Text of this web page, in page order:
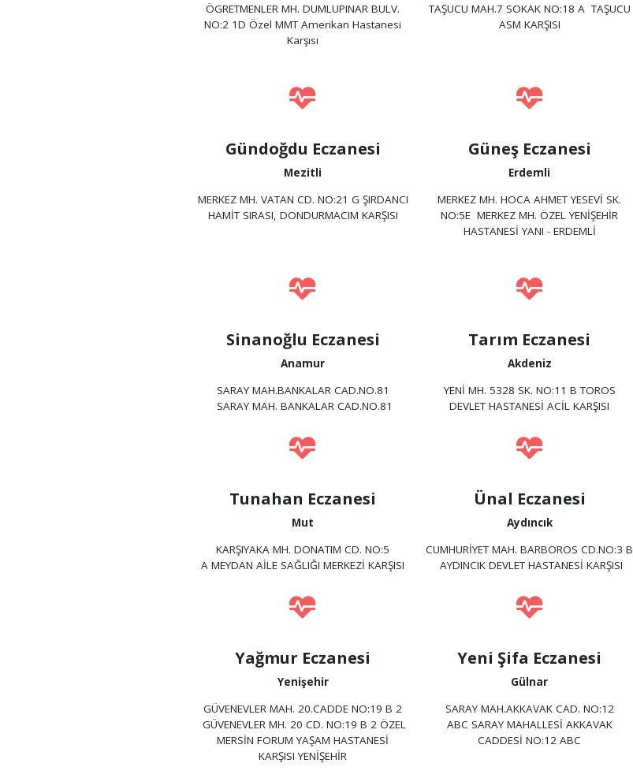
ÖGRETMENLER MH. DUMLUPINAR BULV.
NO:2 1D Özel MMT Amerikan Hastanesi
Karşısı
TAŞUCU MAH.7 SOKAK NO:18 A TAŞUCU
ASM KARŞISI
Gündoğdu Eczanesi
Mezitli
MERKEZ MH. VATAN CD. NO:21 G ŞIRDANCI
HAMİT SIRASI, DONDURMACIM KARŞISI
Güneş Eczanesi
Erdemli
MERKEZ MH. HOCA AHMET YESEVİ SK.
NO:5E MERKEZ MH. ÖZEL YENİŞEHİR
HASTANESİ YANI - ERDEMLİ
Sinanoğlu Eczanesi
Anamur
SARAY MAH.BANKALAR CAD.NO.81
SARAY MAH. BANKALAR CAD.NO.81
Tarım Eczanesi
Akdeniz
YENİ MH. 5328 SK. NO:11 B TOROS
DEVLET HASTANESİ ACİL KARŞISI
Tunahan Eczanesi
Mut
KARŞIYAKA MH. DONATIM CD. NO:5
A MEYDAN AİLE SAĞLIĞI MERKEZİ KARŞISI
Ünal Eczanesi
Aydıncık
CUMHURİYET MAH. BARBOROS CD.NO:3 B
AYDINCIK DEVLET HASTANESİ KARŞISI
Yağmur Eczanesi
Yenişehir
GÜVENEVLER MAH. 20.CADDE NO:19 B 2
GÜVENEVLER MH. 20 CD. NO:19 B 2 ÖZEL
MERSİN FORUM YAŞAM HASTANESİ
KARŞISI YENİŞEHİR
Yeni Şifa Eczanesi
Gülnar
SARAY MAH.AKKAVAK CAD. NO:12
ABC SARAY MAHALLESİ AKKAVAK
CADDESİ NO:12 ABC